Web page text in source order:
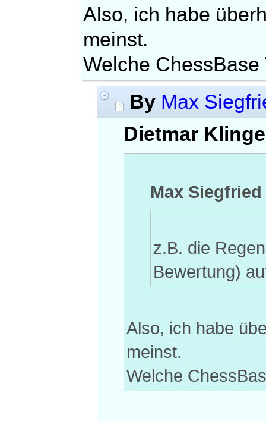
Also, ich habe
meinst.
Welche
By Max
Dietmar
Max
z.B. die
Bewertung)
Also, ich habe
meinst.
Welche